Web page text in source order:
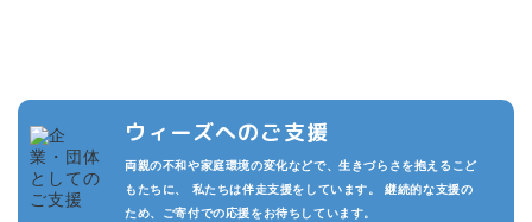
ウィーズへのご支援
両親の不和や家庭環境の変化などで、生きづらさを抱えるこど
もたちに、 私たちは伴走支援をしています。 継続的な支援の
ため、ご寄付での応援をお待ちしています。